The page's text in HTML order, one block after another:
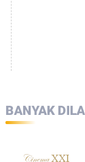
BANYAK